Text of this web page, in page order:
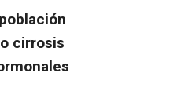
cirrosis